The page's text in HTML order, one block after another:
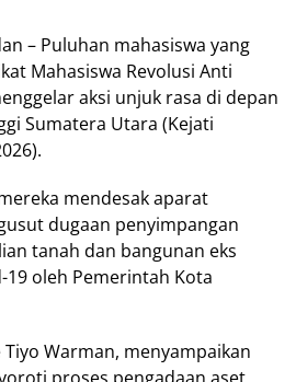
– Puluhan mahasiswa yang
Mahasiswa Revolusi Anti
aksi unjuk rasa di depan
Sumatera Utara (Kejati
mendesak aparat
dugaan penyimpangan
tanah dan bangunan eks
19 oleh Pemerintah Kota
Warman, menyampaikan